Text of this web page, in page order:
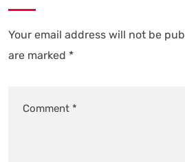
Your email address will not be
are marked *